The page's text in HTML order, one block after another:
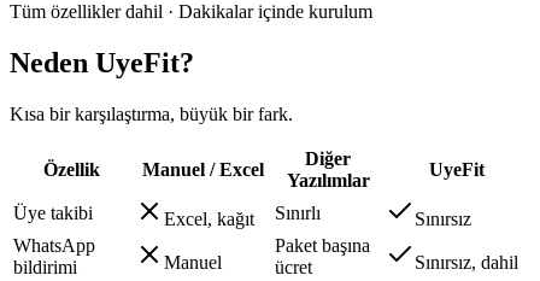
Tüm özellikler dahil · Dakikalar içinde kurulum
Neden UyeFit?
Kısa bir karşılaştırma, büyük bir fark.
Özellik Manuel / Excel
Diğer
Yazılımlar
UyeFit
Üye takibi Excel, kağıt Sınırlı
Sınırsız
WhatsApp
bildirimi
Manuel
Paket başına
ücret
Sınırsız, dahil